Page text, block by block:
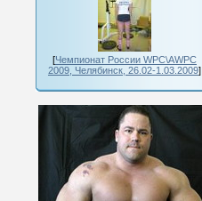
[Чемпионат России WPC\AWPC
2009, Челябинск, 26.02-1.03.2009]